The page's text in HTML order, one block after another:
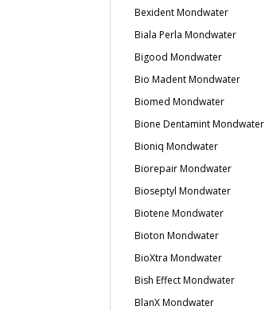
Bexident Mondwater
Biala Perla Mondwater
Bigood Mondwater
Bio Madent Mondwater
Biomed Mondwater
Bione Dentamint Mondwater
Bioniq Mondwater
Biorepair Mondwater
Bioseptyl Mondwater
Biotene Mondwater
Bioton Mondwater
BioXtra Mondwater
Bish Effect Mondwater
BlanX Mondwater